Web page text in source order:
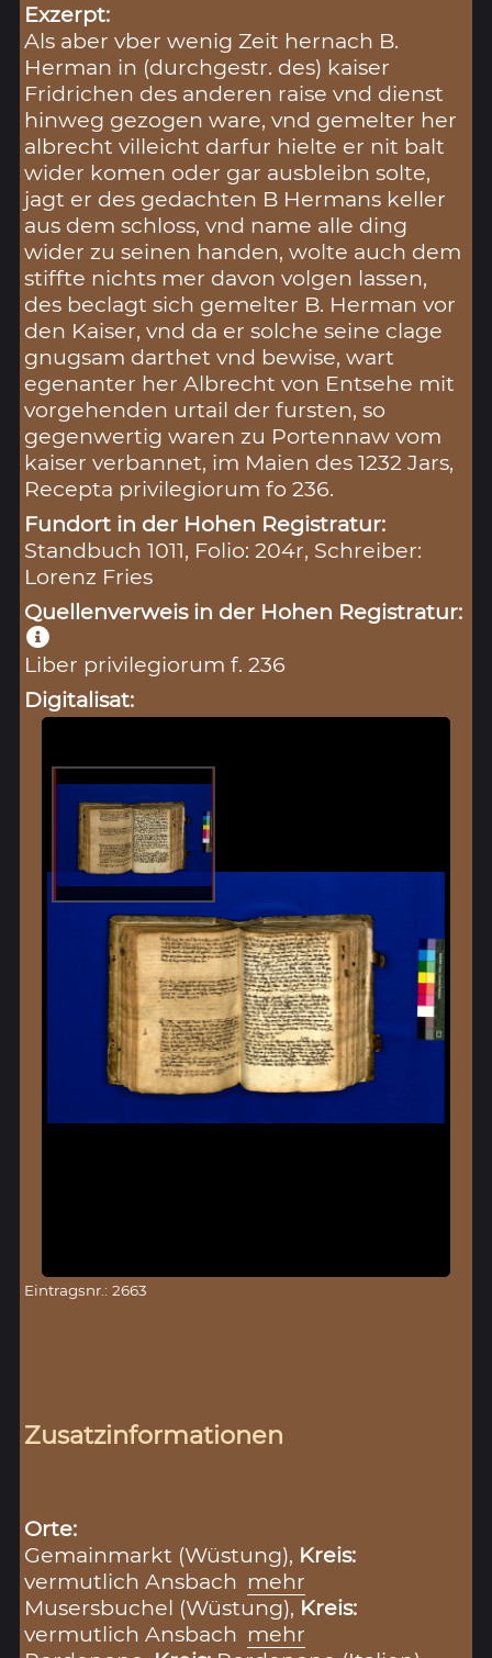
Exzerpt:
Als aber vber wenig Zeit hernach B.
Herman in (durchgestr. des) kaiser
Fridrichen des anderen raise vnd dienst
hinweg gezogen ware, vnd gemelter her
albrecht villeicht darfur hielte er nit balt
wider komen oder gar ausbleibn solte,
jagt er des gedachten B Hermans keller
aus dem schloss, vnd name alle ding
wider zu seinen handen, wolte auch dem
stiffte nichts mer davon volgen lassen,
des beclagt sich gemelter B. Herman vor
den Kaiser, vnd da er solche seine clage
gnugsam darthet vnd bewise, wart
egenanter her Albrecht von Entsehe mit
vorgehenden urtail der fursten, so
gegenwertig waren zu Portennaw vom
kaiser verbannet, im Maien des 1232 Jars,
Recepta privilegiorum fo 236.
Fundort in der Hohen Registratur:
Standbuch 1011, Folio: 204r, Schreiber:
Lorenz Fries
Quellenverweis in der Hohen Registratur:
Liber privilegiorum f. 236
Digitalisat:
Eintragsnr.: 2663
Zusatzinformationen
Orte:
Gemainmarkt (Wüstung), Kreis:
vermutlich Ansbach mehr
Musersbuchel (Wüstung), Kreis:
vermutlich Ansbach mehr